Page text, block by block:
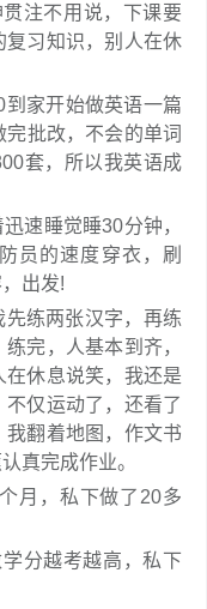
注不用说，下课要
复习知识，别人在休
家开始做英语一篇
批改，不会的单词
套，所以我英语成
速睡觉睡30分钟，
员的速度穿衣，刷
出发!
练两张汉字，再练
完，人基本到齐，
休息说笑，我还是
仅运动了，还看了
翻着地图，作文书
真完成作业。
月，私下做了20多
分越考越高，私下